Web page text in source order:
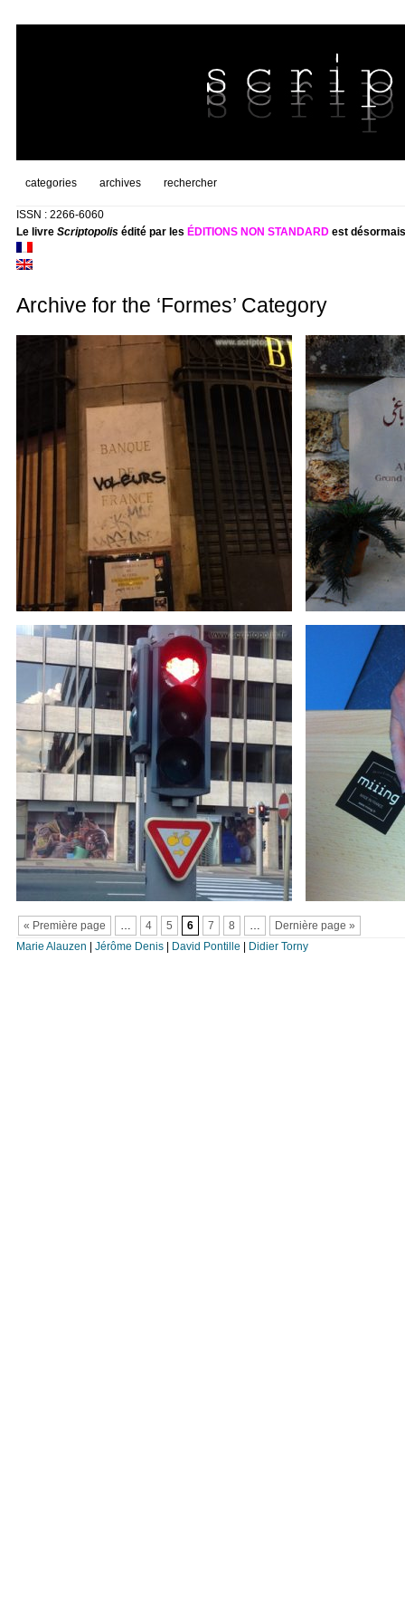
categories archives rechercher
ISSN : 2266-6060
Le livre Scriptopolisédité par les ÉDITIONS NON STANDARDest
Archive for the ‘Formes’ Category
« Première page … 4 5 6 7 8 …
Dernière page »
Marie Alauzen
Jérôme Denis| David Pontille Didier Torny